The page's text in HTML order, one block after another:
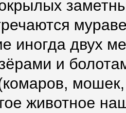
иногда двух
и
животное